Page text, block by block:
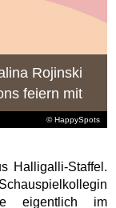
© HappySpots
Rojinski
feiern mit
Halligalli-Staffel.
eigentlich im